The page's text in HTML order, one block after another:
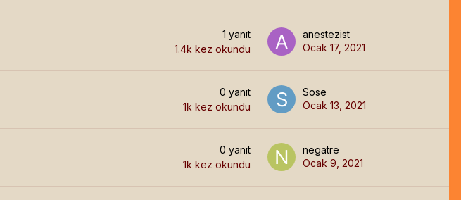
1 yanıt
1.4k kez okundu
anestezist
Ocak 17, 2021
0 yanıt
1k kez okundu
Sose
Ocak 13, 2021
0 yanıt
1k kez okundu
negatre
Ocak 9, 2021